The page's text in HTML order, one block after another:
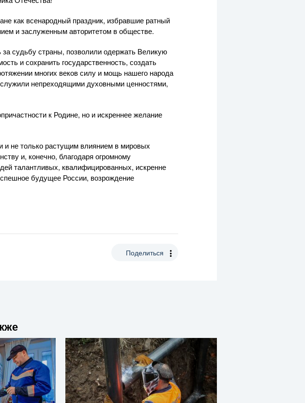
как всенародный праздник, избравшие ратный
и заслуженным авторитетом в обществе.
за судьбу страны, позволили одержать Великую
и сохранить государственность, создать
многих веков силу и мощь нашего народа
непреходящими духовными ценностями,
к Родине, но и искреннее желание
и не только растущим влиянием в мировых
и, конечно, благодаря огромному
талантливых, квалифицированных, искренне
будущее России, возрождение
Поделиться